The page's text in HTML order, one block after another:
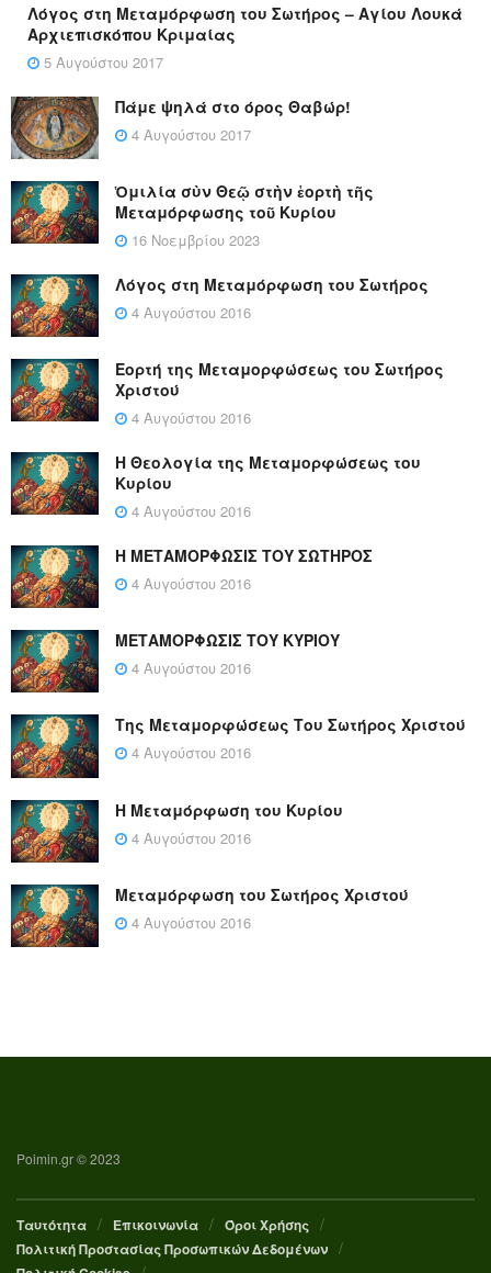
Λόγος στη Μεταμόρφωση του Σωτήρος – Αγίου Λουκά
Αρχιεπισκόπου Κριμαίας
5 Αυγούστου 2017
Πάμε ψηλά στο όρος Θαβώρ!
4 Αυγούστου 2017
Ὁμιλία σὺν Θεῷ στὴν ἑορτὴ τῆς
Μεταμόρφωσης τοῦ Κυρίου
16 Νοεμβρίου 2023
Λόγος στη Μεταμόρφωση του Σωτήρος
4 Αυγούστου 2016
Εορτή της Μεταμορφώσεως του Σωτήρος
Χριστού
4 Αυγούστου 2016
Η Θεολογία της Μεταμορφώσεως του
Κυρίου
4 Αυγούστου 2016
Η ΜΕΤΑΜΟΡΦΩΣΙΣ ΤΟΥ ΣΩΤΗΡΟΣ
4 Αυγούστου 2016
ΜΕΤΑΜΟΡΦΩΣΙΣ ΤΟΥ ΚΥΡΙΟΥ
4 Αυγούστου 2016
Της Μεταμορφώσεως Του Σωτήρος Χριστού
4 Αυγούστου 2016
Η Μεταμόρφωση του Κυρίου
4 Αυγούστου 2016
Μεταμόρφωση του Σωτήρος Χριστού
4 Αυγούστου 2016
Poimin.gr © 2023
Ταυτότητα Επικοινωνία
Όροι Χρήσης
Πολιτική Προστασίας Προσωπικών Δεδομένων